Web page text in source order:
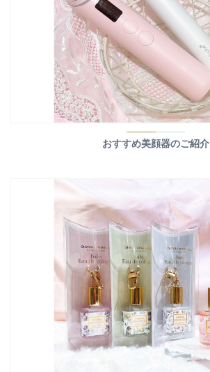
おすすめ美顔器のご紹介